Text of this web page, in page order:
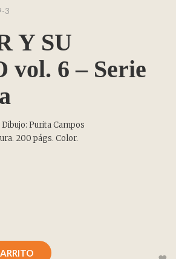
3
Y SU
vol. 6 – Serie
Purita Campos
200 págs. Color.